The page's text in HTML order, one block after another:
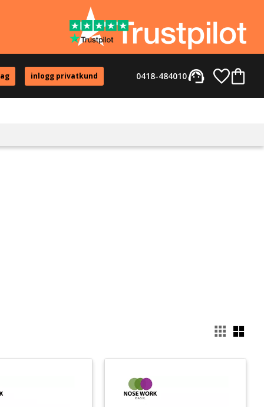
inlogg privatkund support_agent
0418-484010